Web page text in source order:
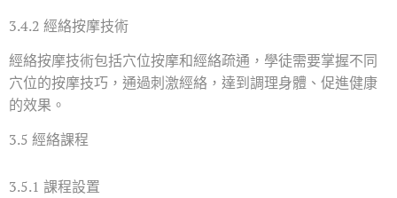
3.4.2 經絡按摩技術
經絡按摩技術包括穴位按摩和經絡疏通，學徒需要掌握不同
穴位的按摩技巧，通過刺激經絡，達到調理身體、促進健康
的效果。
3.5 經絡課程
3.5.1 課程設置